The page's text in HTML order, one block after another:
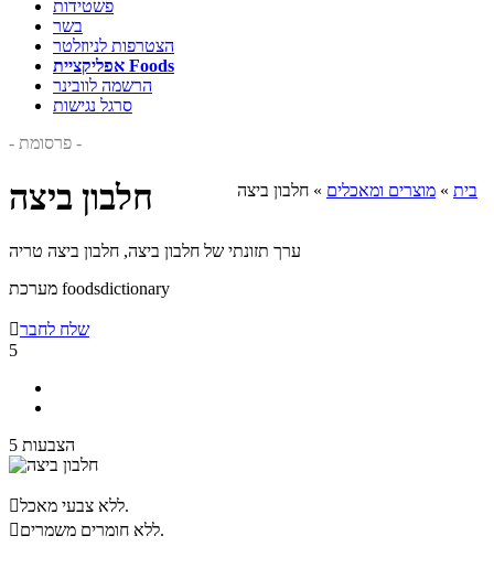
פשטידות
בשר
הצטרפות לניוזלטר
אפליקציית Foods
הרשמה לוובינר
סרגל נגישות
- פרסומת -
בית » מוצרים ומאכלים » חלבון ביצה חלבון ביצה
ערך תזונתי של חלבון ביצה, חלבון ביצה טריה
מערכת foodsdictionary
שלח לחבר
5
5 הצבעות

ללא צבעי מאכל.

ללא חומרים משמרים.